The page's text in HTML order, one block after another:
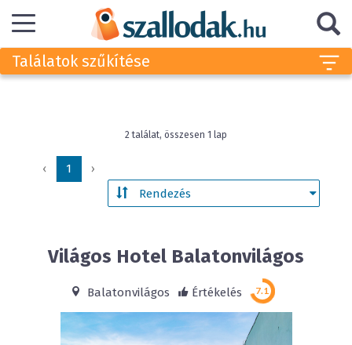
Találatok szűkítése
2 találat, összesen 1 lap
‹ 1 ›
Világos Hotel Balatonvilágos
Balatonvilágos Értékelés